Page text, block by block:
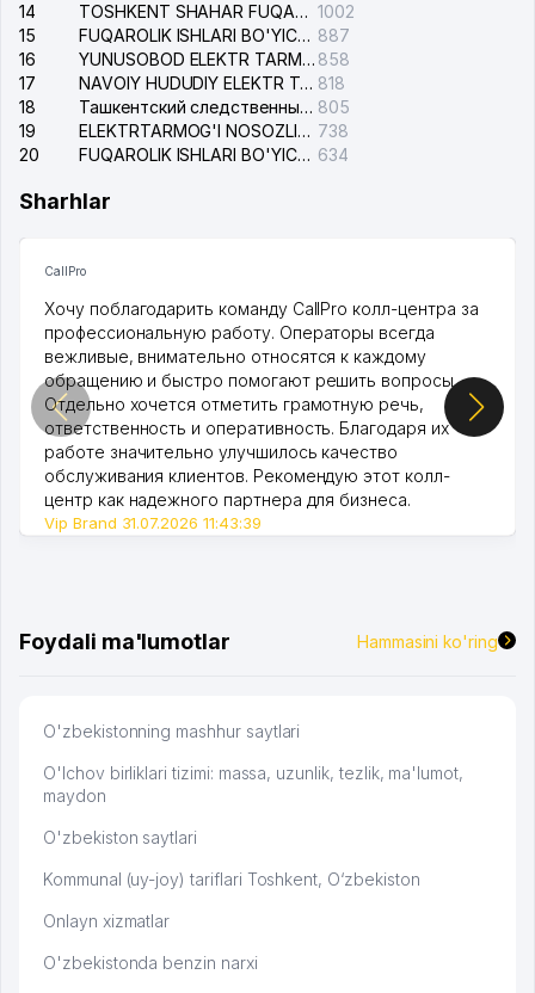
14
TOSHKENT SHAHAR FUQAROLIK ISHLARI BO'YICHA SUDI 1002
15
FUQAROLIK ISHLARI BO'YICHA YAKKASAROY TUMANLARARO SUDI 887
16
YUNUSOBOD ELEKTR TARMOG'I NOSOZLIKLARI XIZMATI 858
17
NAVOIY HUDUDIY ELEKTR TARMOQLARI KORXONASI AJ 818
18
Ташкентский следственный изолятор 805
19
ELEKTRTARMOG'I NOSOZLIKLARINI TO'ZATISH SERGELI XIZMATI 738
20
FUQAROLIK ISHLARI BO'YICHA UCH-TEPA TUMANI SUDI 634
Sharhlar
CallPro
Хочу поблагодарить команду CallPro колл-центра за
профессиональную работу. Операторы всегда
вежливые, внимательно относятся к каждому
обращению и быстро помогают решить вопросы.
Отдельно хочется отметить грамотную речь,
ответственность и оперативность. Благодаря их
работе значительно улучшилось качество
обслуживания клиентов. Рекомендую этот колл-
центр как надежного партнера для бизнеса.
Vip Brand 31.07.2026 11:43:39
Foydali ma'lumotlar Hammasini ko'ring
O'zbekistonning mashhur saytlari
O'lchov birliklari tizimi: massa, uzunlik, tezlik, ma'lumot,
maydon
O'zbekiston saytlari
Kommunal (uy-joy) tariflari Toshkent, O‘zbekiston
Onlayn xizmatlar
O'zbekistonda benzin narxi